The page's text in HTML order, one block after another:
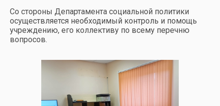
Со стороны Департамента социальной политики
осуществляется необходимый контроль и помощь
учреждению, его коллективу по всему перечню
вопросов.